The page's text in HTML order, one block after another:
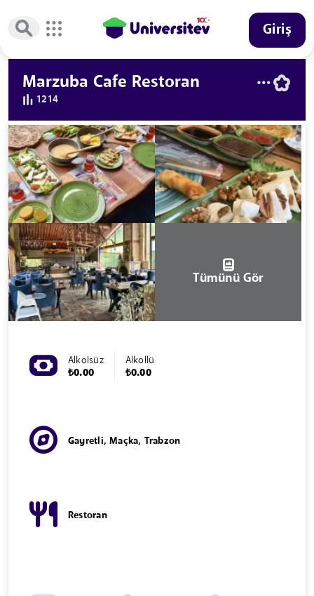
Giriş
Marzuba Cafe Restoran
1214
Tümünü Gör
Alkolsüz
₺0.00
Alkollü
₺0.00
Gayretli, Maçka, Trabzon
Restoran